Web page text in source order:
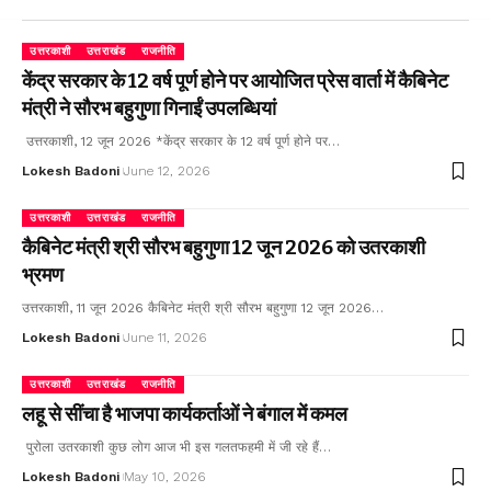
उत्तरकाशी उत्तराखंड राजनीति
केंद्र सरकार के 12 वर्ष पूर्ण होने पर आयोजित प्रेस वार्ता में कैबिनेट
मंत्री ने सौरभ बहुगुणा गिनाईं उपलब्धियां
उत्तरकाशी, 12 जून 2026 *केंद्र सरकार के 12 वर्ष पूर्ण होने पर…
Lokesh Badoni June 12, 2026
उत्तरकाशी उत्तराखंड राजनीति
कैबिनेट मंत्री श्री सौरभ बहुगुणा 12 जून 2026 को उतरकाशी
भ्रमण
उत्तरकाशी, 11 जून 2026 कैबिनेट मंत्री श्री सौरभ बहुगुणा 12 जून 2026…
Lokesh Badoni June 11, 2026
उत्तरकाशी उत्तराखंड राजनीति
लहू से सींचा है भाजपा कार्यकर्ताओं ने बंगाल में कमल
पुरोला उतरकाशी कुछ लोग आज भी इस गलतफहमी में जी रहे हैं…
Lokesh Badoni May 10, 2026